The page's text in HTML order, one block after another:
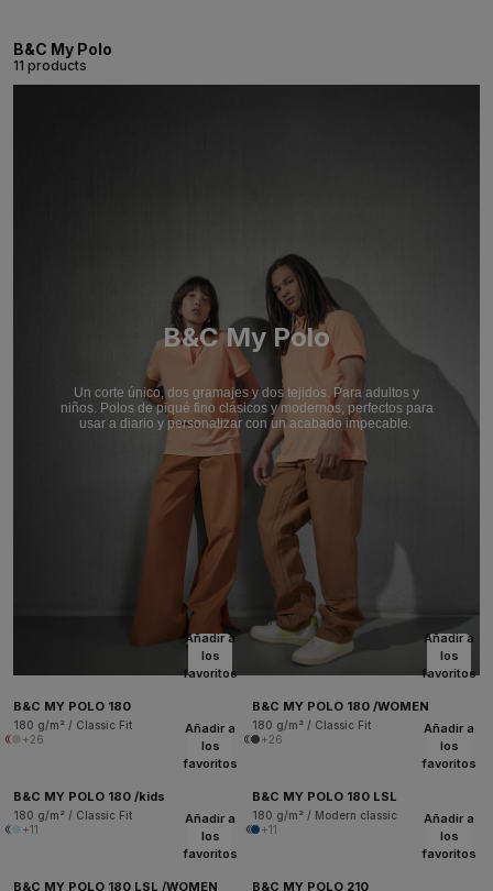
B&C My Polo
11 products
B&C My Polo
Un corte único, dos gramajes y dos tejidos. Para adultos y
niños. Polos de piqué fino clásicos y modernos, perfectos para
usar a diario y personalizar con un acabado impecable.
Añadir a
los
favoritos
B&C MY POLO 180
180 g/m² / Classic Fit
+26
Añadir a
los
favoritos
B&C MY POLO 180 /WOMEN
180 g/m² / Classic Fit
+26
Añadir a
los
favoritos
B&C MY POLO 180 /kids
180 g/m² / Classic Fit
+11
Añadir a
los
favoritos
B&C MY POLO 180 LSL
180 g/m² / Modern classic
+11
Añadir a
los
favoritos
B&C MY POLO 180 LSL /WOMEN
Añadir a
los
favoritos
B&C MY POLO 210